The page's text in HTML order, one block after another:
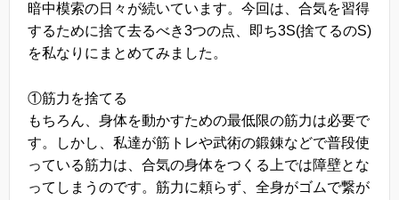
暗中模索の日々が続いています。今回は、合気を習得
するために捨て去るべき3つの点、即ち3S(捨てるのS)
を私なりにまとめてみました。
①筋力を捨てる
もちろん、身体を動かすための最低限の筋力は必要で
す。しかし、私達が筋トレや武術の鍛錬などで普段使
っている筋力は、合気の身体をつくる上では障壁とな
ってしまうのです。筋力に頼らず、全身がゴムで繋が